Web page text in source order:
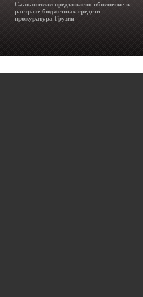
Саакашвили предъявлено обвинение в
растрате бюджетных средств –
прокуратура Грузии